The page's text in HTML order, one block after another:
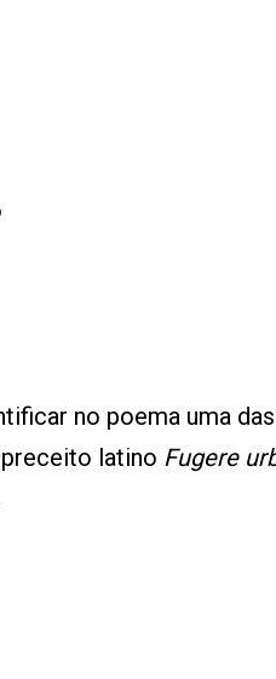
no poema uma
latino Fugere